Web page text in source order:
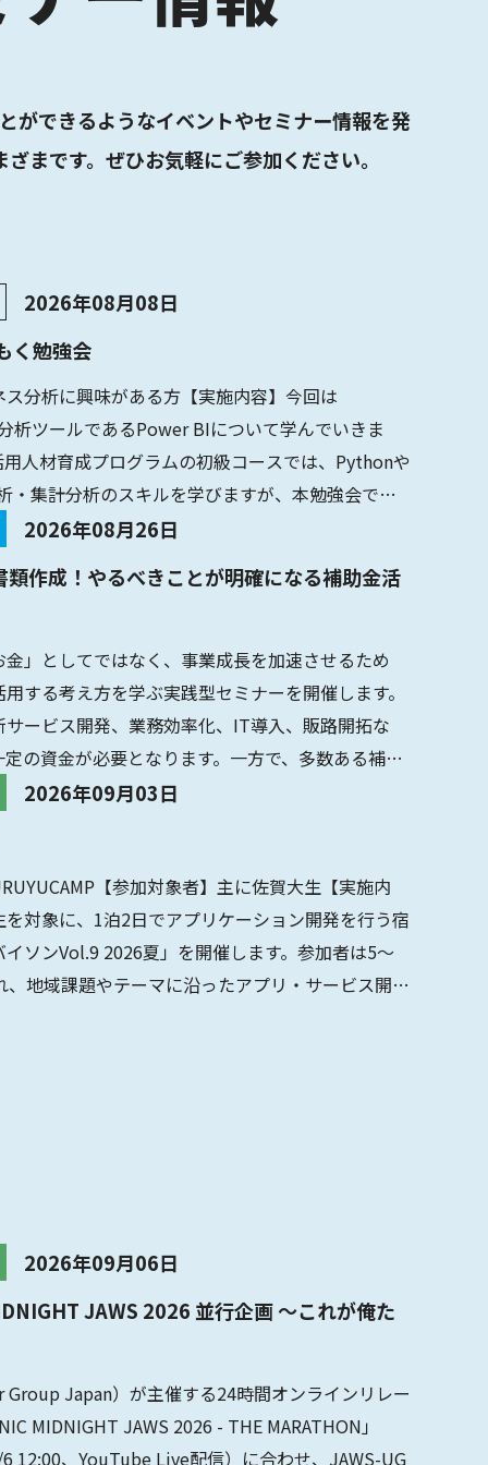
ができるようなイベントやセミナー情報を発
まです。ぜひお気軽にご参加ください。
2026年08月08日
く勉強会
ス分析に興味がある方【実施内容】今回は
析ツールであるPower BIについて学んでいきま
人材育成プログラムの初級コースでは、Pythonや
・集計分析のスキルを学びますが、本勉強会では
2026年08月26日
作成！やるべきことが明確になる補助金活
」としてではなく、事業成長を加速させるため
する考え方を学ぶ実践型セミナーを開催します。
ービス開発、業務効率化、IT導入、販路開拓な
の資金が必要となります。一方で、多数ある補助
適した制度を見つ...
2026年09月03日
【参加対象者】主に佐賀大生【実施内
対象に、1泊2日でアプリケーション開発を行う宿
ソンVol.9 2026夏」を開催します。参加者は5〜
、地域課題やテーマに沿ったアプリ・サービス開発
2026年09月06日
JAWS 2026 並行企画 〜これが俺た
Group Japan）が主催する24時間オンラインリレー
MIDNIGHT JAWS 2026 - THE MARATHON」
12:00、YouTube Live配信）に合わせ、JAWS-UG